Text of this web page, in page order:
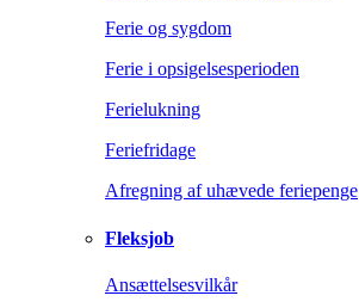
Ferie og sygdom
Ferie i opsigelsesperioden
Ferielukning
Feriefridage
Afregning af uhævede feriepenge
Fleksjob
Ansættelsesvilkår